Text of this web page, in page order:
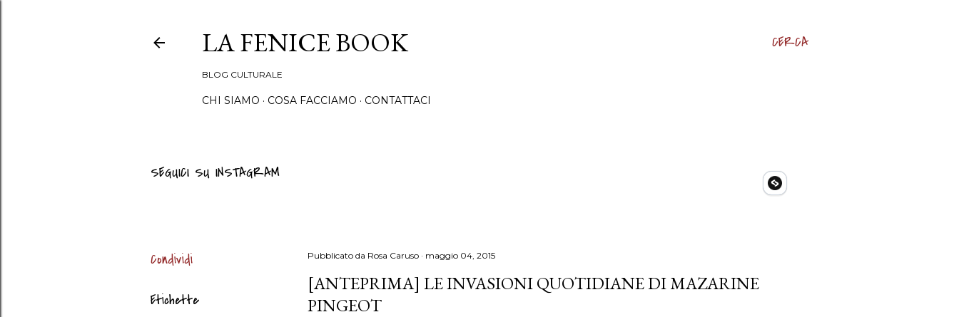
CERCA
LA FENICE BOOK
BLOG CULTURALE
CHI SIAMO COSA FACCIAMO CONTATTACI
SEGUICI SU INSTAGRAM
Condividi
Etichette
Pubblicato da Rosa Caruso maggio 04, 2015
[ANTEPRIMA] LE INVASIONI QUOTIDIANE DI MAZARINE
PINGEOT